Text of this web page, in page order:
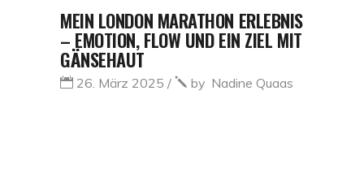
MEIN LONDON MARATHON ERLEBNIS
– EMOTION, FLOW UND EIN ZIEL MIT
GÄNSEHAUT
26. März 2025 by Nadine Quaas